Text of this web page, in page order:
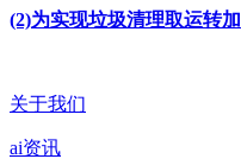
(2)为实现垃圾清理取运转加
关于我们
ai资讯